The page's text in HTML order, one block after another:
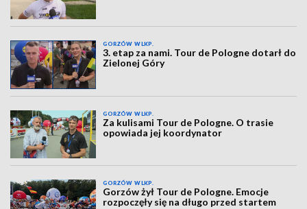
GORZÓW WLKP.
3. etap za nami. Tour de Pologne dotarł do
Zielonej Góry
GORZÓW WLKP.
Za kulisami Tour de Pologne. O trasie
opowiada jej koordynator
GORZÓW WLKP.
Gorzów żył Tour de Pologne. Emocje
rozpoczęły się na długo przed startem